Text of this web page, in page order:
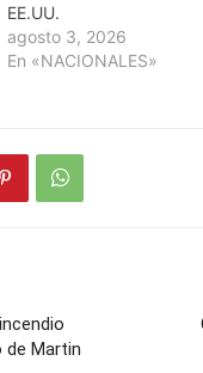
EE.UU.
agosto 3, 2026
En «NACIONALES»
de Martin